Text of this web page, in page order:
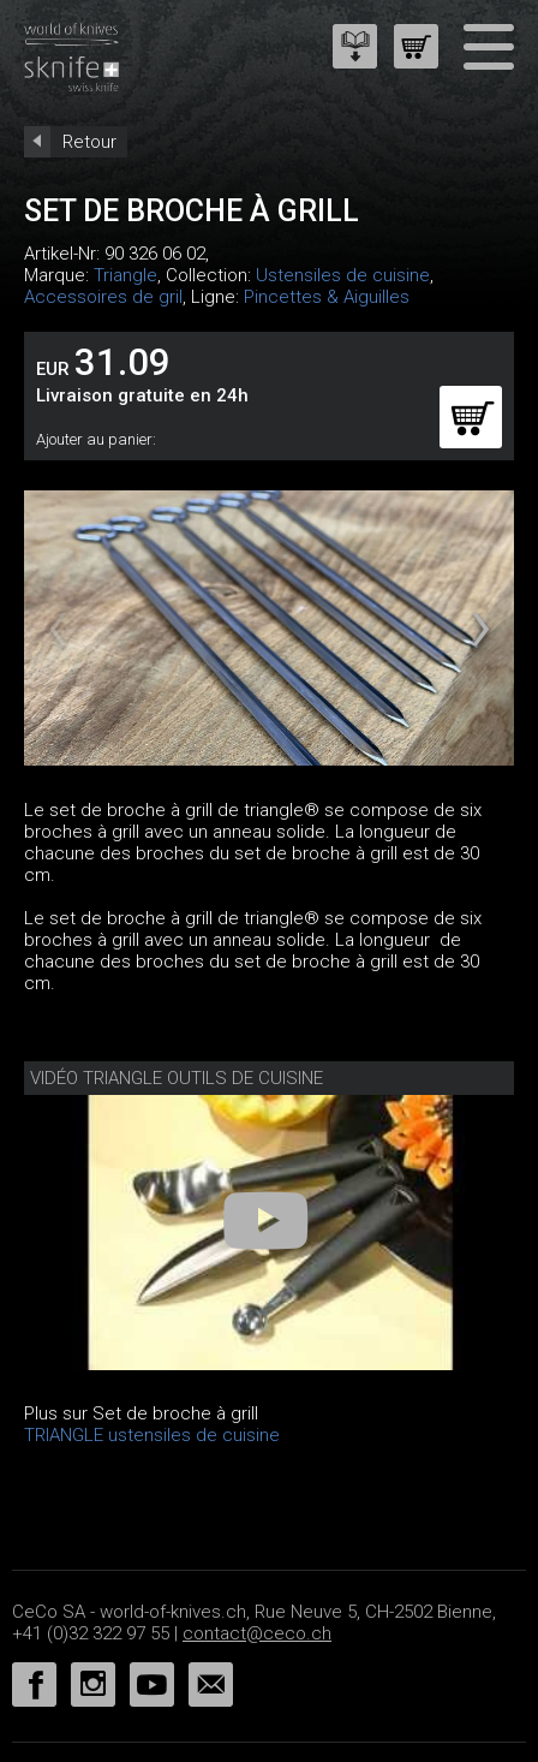
Retour
SET DE BROCHE À GRILL
Artikel-Nr: 90 326 06 02,
Marque: Triangle, Collection: Ustensiles de cuisine,
Accessoires de gril, Ligne: Pincettes & Aiguilles
EUR 31.09
Livraison gratuite en 24h
Ajouter au panier:
Le set de broche à grill de triangle® se compose de six
broches à grill avec un anneau solide. La longueur de
chacune des broches du set de broche à grill est de 30
cm.
Le set de broche à grill de triangle® se compose de six
broches à grill avec un anneau solide. La longueur de
chacune des broches du set de broche à grill est de 30
cm.
VIDÉO TRIANGLE OUTILS DE CUISINE
Plus sur Set de broche à grill
TRIANGLE ustensiles de cuisine
CeCo SA - world-of-knives.ch, Rue Neuve 5, CH-2502 Bienne,
+41 (0)32 322 97 55 | contact@ceco.ch